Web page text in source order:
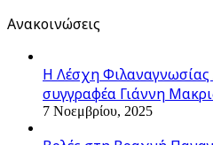
Ανακοινώσεις
Η Λέσχη
συγγραφέα Γιάννη
7 Νοεμβρίου, 2025